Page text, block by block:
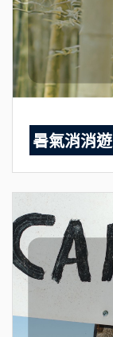
暑氣消消遊